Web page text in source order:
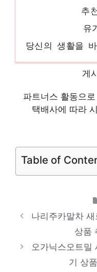
초
진정한 퀄리티를
게
파트너스 활동으
택배사에 따라
Table of
나리주카말차
상품
오가닉스오트밀
기 상